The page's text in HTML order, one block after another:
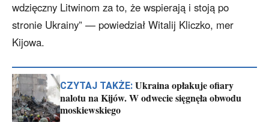
wdzięczny Litwinom za to, że wspierają i stoją po
stronie Ukrainy” — powiedział Witalij Kliczko, mer
Kijowa.
CZYTAJ TAKŻE: Ukraina opłakuje ofiary
nalotu na Kijów. W odwecie sięgnęła obwodu
moskiewskiego